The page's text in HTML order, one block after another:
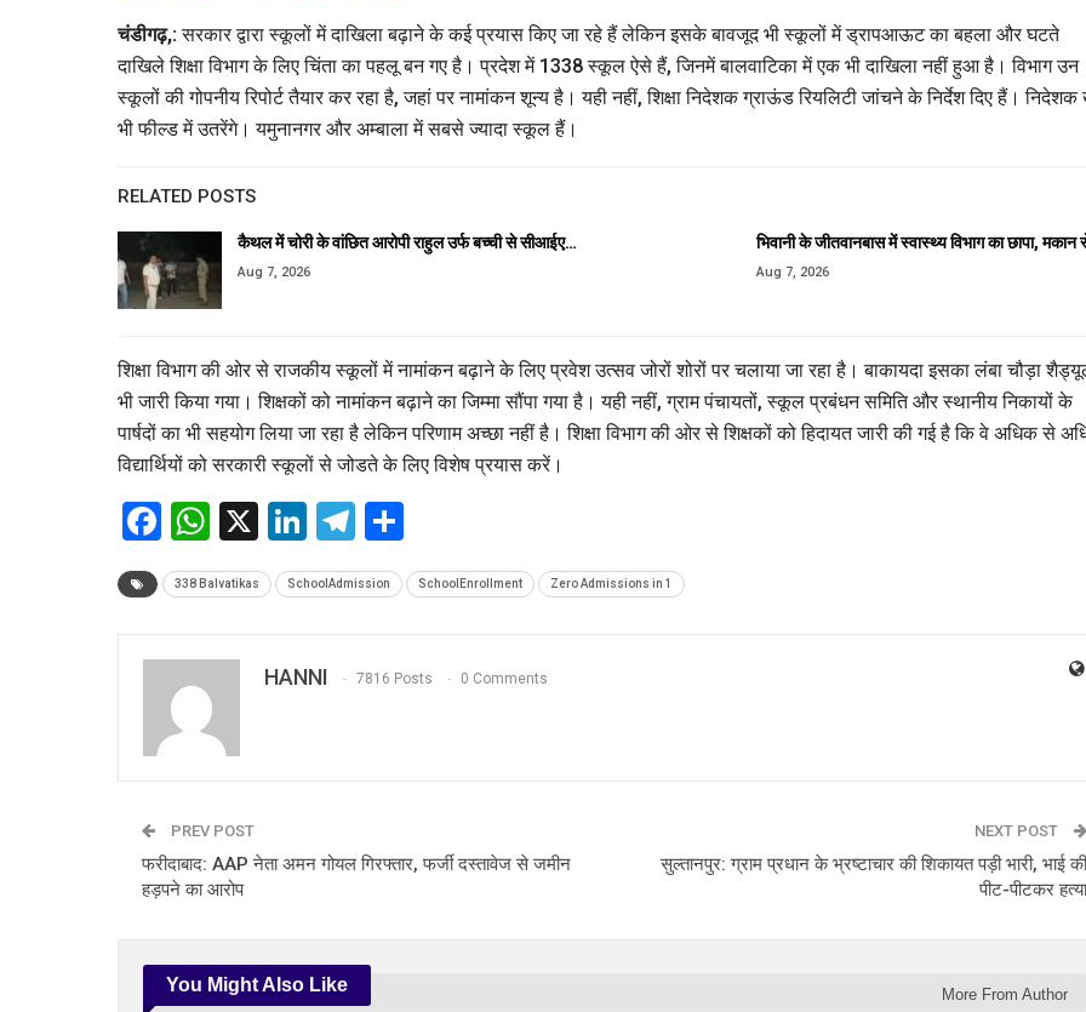
चंडीगढ़,:सरकार द्वारा स्कूलों में दाखिला बढ़ाने के कई प्रयास किए जा रहे हैं लेकिन इसके बावजूद भी स्कूलों में ड्रापआऊट का बहला और घटते
दाखिले शिक्षा विभाग के लिए चिंता का पहलू बन गए है। प्रदेश में 1338 स्कूल ऐसे हैं, जिनमें बालवाटिका में एक भी दाखिला नहीं हुआ है। विभाग उन
स्कूलों की गोपनीय रिपोर्ट तैयार कर रहा है, जहां पर नामांकन शून्य है। यही नहीं, शिक्षा निदेशक ग्राऊंड रियलिटी जांचने के निर्देश दिए हैं।
भी फील्ड में उतरेंगे। यमुनानगर और अम्बाला में सबसे ज्यादा स्कूल हैं।
RELATED POSTS
कैथल में चोरी के वांछित आरोपी राहुल उर्फ बच्ची से सीआईए…
Aug 7, 2026
भिवानी के जीतवानबास में स्वास्थ्य विभाग का छापा, मकान
Aug 7, 2026
शिक्षा विभाग की ओर से राजकीय स्कूलों में नामांकन बढ़ाने के लिए प्रवेश उत्सव जोरों शोरों पर चलाया जा रहा है। बाकायदा इसका लंबा चौड़ा
भी जारी किया गया। शिक्षकों को नामांकन बढ़ाने का जिम्मा सौंपा गया है। यही नहीं, ग्राम पंचायतों, स्कूल प्रबंधन समिति और स्थानीय निकायों के
पार्षदों का भी सहयोग लिया जा रहा है लेकिन परिणाम अच्छा नहीं है। शिक्षा विभाग की ओर से शिक्षकों को हिदायत जारी की गई है कि वे अधिक से
विद्यार्थियों को सरकारी स्कूलों से जोडते के लिए विशेष प्रयास करें।
Facebook
WhatsApp
X LinkedIn
Telegram
338 Balvatikas SchoolAdmission SchoolEnrollment Zero Admissions in 1
HANNI 7816 Posts 0 Comments
PREV POST
फरीदाबाद: AAP नेता अमन गोयल गिरफ्तार, फर्जी दस्तावेज से जमीन
हड़पने का आरोप
NEXT POST
सुल्तानपुर: ग्राम प्रधान के भ्रष्टाचार की शिकायत पड़ी भारी, भाई की
पीट-पीटकर हत्या
You Might Also Like More From Author